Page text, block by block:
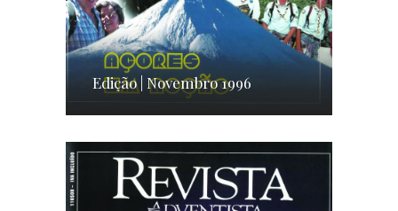
Edição | Novembro 1996